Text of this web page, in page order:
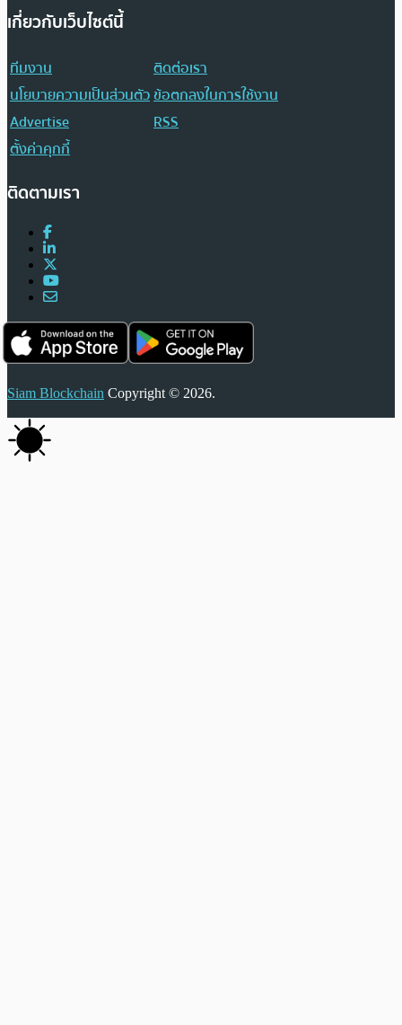
เกี่ยวกับเว็บไซต์นี้
ทีมงาน
ติดต่อเรา
นโยบายความเป็นส่วนตัวข้อตกลงในการใช้งาน
Advertise
RSS
ตั้งค่าคุกกี้
ติดตามเรา
Siam Blockchain Copyright © 2026.